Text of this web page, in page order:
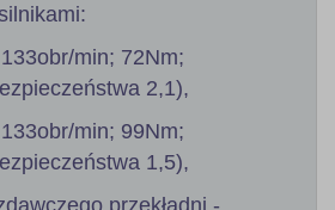
min; 72Nm;
2,1),
min; 99Nm;
1,5),
przekładni -